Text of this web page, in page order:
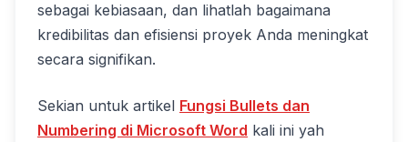
sebagai kebiasaan, dan lihatlah bagaimana
kredibilitas dan efisiensi proyek Anda meningkat
secara signifikan.
Sekian untuk artikel Fungsi Bullets dan
Numbering di Microsoft Word kali ini yah